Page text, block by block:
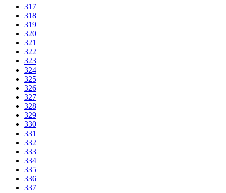
317
318
319
320
321
322
323
324
325
326
327
328
329
330
331
332
333
334
335
336
337